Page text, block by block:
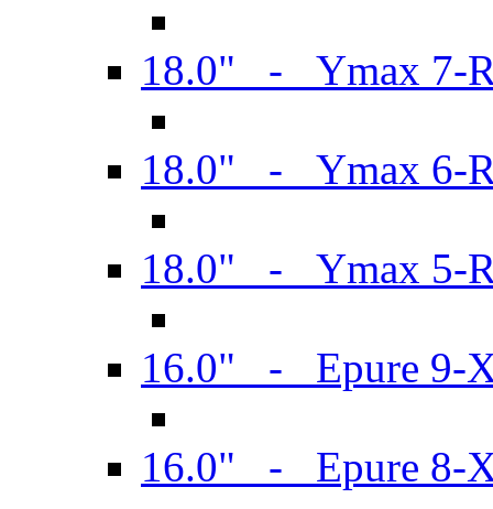
18.0" - Ymax 7-
18.0" - Ymax 6-
18.0" - Ymax 5-
16.0" - Epure 9-
16.0" - Epure 8-